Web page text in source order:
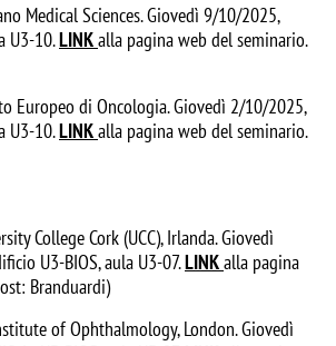
Medical Sciences. Giovedì 9/10/2025,
U3-10.LINKalla pagina web del seminario.
Europeo di Oncologia. Giovedì 2/10/2025,
U3-10.LINKalla pagina web del seminario.
College Cork (UCC), Irlanda. Giovedì
U3-BIOS, aula U3-07.LINKalla pagina
Branduardi)
of Ophthalmology, London. Giovedì